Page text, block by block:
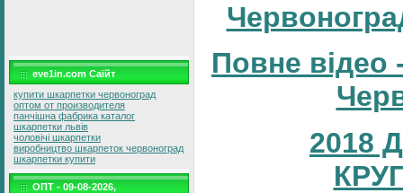
eve1in.com Саїйт
купити шкарпетки червоноград
оптом от производителя
панчішна фабрика каталог
шкарпетки львів
чоловічі шкарпетки
виробництво шкарпеток червоноград
шкарпетки купити
ОПТ - 09-08-2026,
Повне відео
2018